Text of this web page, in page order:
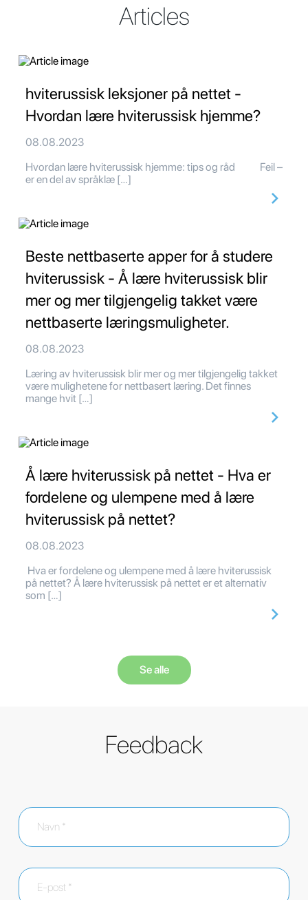
Articles
hviterussisk leksjoner på nettet -
Hvordan lære hviterussisk hjemme?
08.08.2023
Hvordan lære hviterussisk hjemme: tips og råd Feil –
er en del av språklæ […]
Beste nettbaserte apper for å studere
hviterussisk - Å lære hviterussisk blir
mer og mer tilgjengelig takket være
nettbaserte læringsmuligheter.
08.08.2023
Læring av hviterussisk blir mer og mer tilgjengelig takket
være mulighetene for nettbasert læring. Det finnes
mange hvit […]
Å lære hviterussisk på nettet - Hva er
fordelene og ulempene med å lære
hviterussisk på nettet?
08.08.2023
Hva er fordelene og ulempene med å lære hviterussisk
på nettet? Å lære hviterussisk på nettet er et alternativ
som […]
Se alle
Feedback